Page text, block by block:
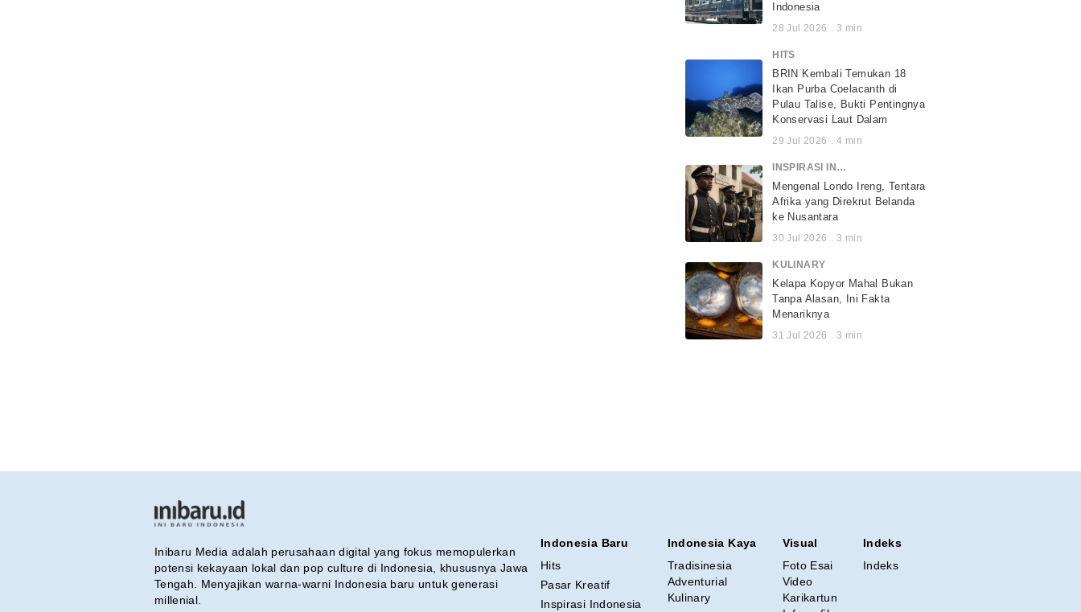
Indonesia
28 Jul 2026 . 3 min
HITS
BRIN Kembali Temukan 18
Ikan Purba Coelacanth di
Pulau Talise, Bukti Pentingnya
Konservasi Laut Dalam
29 Jul 2026 . 4 min
INSPIRASI INDONESIA
Mengenal Londo Ireng, Tentara
Afrika yang Direkrut Belanda
ke Nusantara
30 Jul 2026 . 3 min
KULINARY
Kelapa Kopyor Mahal Bukan
Tanpa Alasan, Ini Fakta
Menariknya
31 Jul 2026 . 3 min
Inibaru Media adalah perusahaan digital yang fokus memopulerkan
potensi kekayaan lokal dan pop culture di Indonesia, khususnya Jawa
Tengah. Menyajikan warna-warni Indonesia baru untuk generasi
millenial.
Indonesia Baru
Hits
Pasar Kreatif
Inspirasi Indonesia
Indonesia Kaya
Tradisinesia
Adventurial
Kulinary
Visual
Foto Esai
Video
Karikartun
Indeks
Indeks